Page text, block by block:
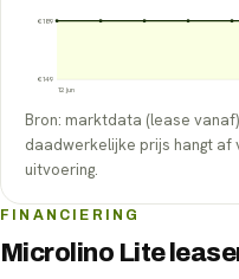
€189
€149
12 jun
Bron: marktdata (lease
daadwerkelijke prijs hangt af
uitvoering.
FINANCIERING
Microlino Lite